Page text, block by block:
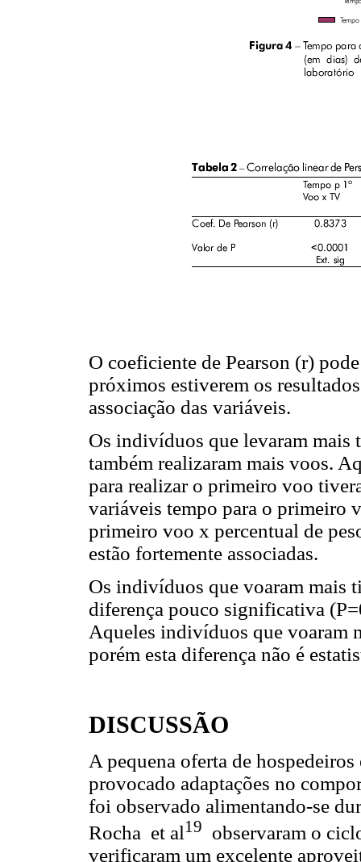
O coeficiente de Pearson (r)
próximos estiverem os
associação das variáveis.
Os indivíduos que levaram mais
também realizaram mais voos.
para realizar o primeiro voo
variáveis tempo para o primeiro
primeiro voo x percentual de
estão fortemente associadas.
Os indivíduos que voaram mais
diferença pouco significativa
Aqueles indivíduos que voaram
porém esta diferença não é
DISCUSSÃO
A pequena oferta de
provocado adaptações no
foi observado alimentando-se
Rocha et al19
observaram o
verificaram um excelente